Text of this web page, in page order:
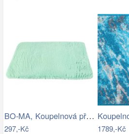
BO-MA, Koupelnová předložka Rabbit New…
297,-Kč 1789,-Kč